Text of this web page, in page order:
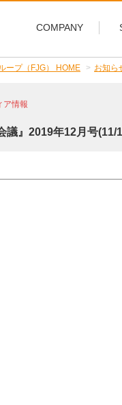
COMPANY
ープ（FJG） HOME お知ら
ア情報
議』2019年12月号